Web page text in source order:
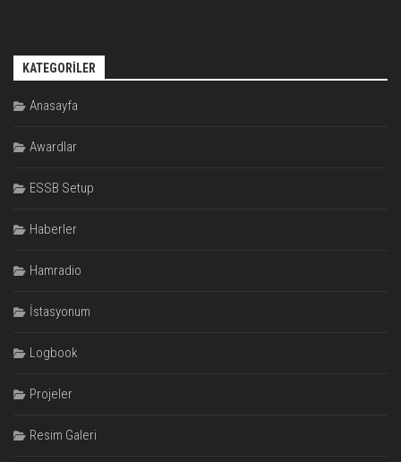
KATEGORILER
Anasayfa
Awardlar
ESSB Setup
Haberler
Hamradio
İstasyonum
Logbook
Projeler
Resim Galeri